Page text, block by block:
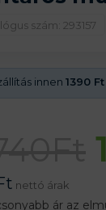
szám: 293157
innen 1390 Ft
nettó árak
ár az